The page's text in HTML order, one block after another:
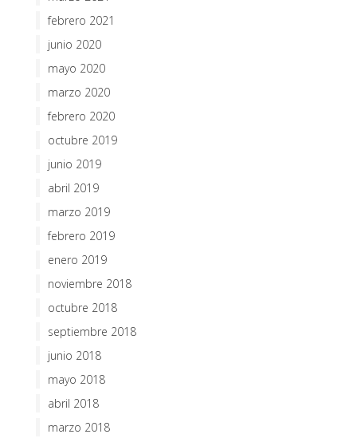
febrero 2021
junio 2020
mayo 2020
marzo 2020
febrero 2020
octubre 2019
junio 2019
abril 2019
marzo 2019
febrero 2019
enero 2019
noviembre 2018
octubre 2018
septiembre 2018
junio 2018
mayo 2018
abril 2018
marzo 2018